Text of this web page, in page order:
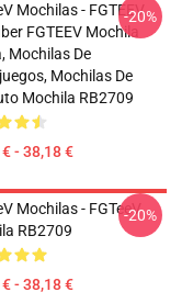
Mochilas - FGTEEV.
FGTEEV Mochila
Mochilas De
Mochilas De
Mochila RB2709
- 38,18 €
-20%
Mochilas - FGTeeV
RB2709
- 38,18 €
-20%